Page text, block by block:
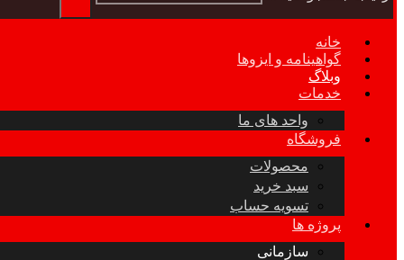
خانه
گواهینامه و ایزوها
وبلاگ
خدمات
واحد های ما
فروشگاه
محصولات
سبد خرید
تسویه حساب
پروژه ها
سازمانی